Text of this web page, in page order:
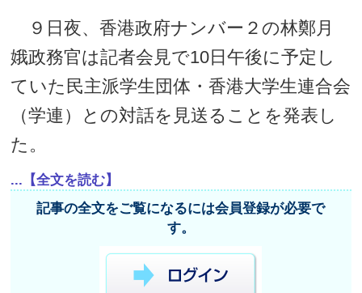
９日夜、香港政府ナンバー２の林鄭月
娥政務官は記者会見で10日午後に予定し
ていた民主派学生団体・香港大学生連合会
（学連）との対話を見送ることを発表し
た。
...【全文を読む】
記事の全文をご覧になるには会員登録が必要で
す。